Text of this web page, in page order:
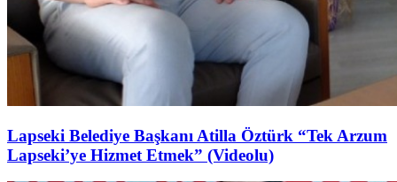
Lapseki Belediye Başkanı Atilla Öztürk “Tek Arzum
Lapseki’ye Hizmet Etmek” (Videolu)